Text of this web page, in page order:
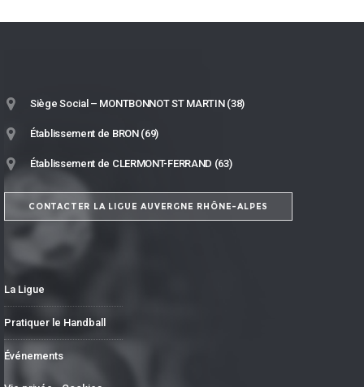
Siège Social – MONTBONNOT ST MARTIN (38)
Établissement de BRON (69)
Établissement de CLERMONT-FERRAND (63)
CONTACTER LA LIGUE AUVERGNE RHÔNE-ALPES
La Ligue
Pratiquer le Handball
Événements